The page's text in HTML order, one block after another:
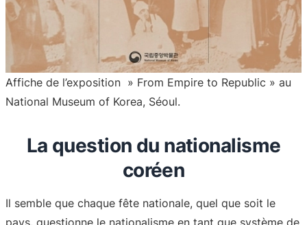
Affiche de l’exposition » From Empire to Republic » au
National Museum of Korea, Séoul.
La question du nationalisme
coréen
Il semble que chaque fête nationale, quel que soit le
pays, questionne le nationalisme en tant que système de